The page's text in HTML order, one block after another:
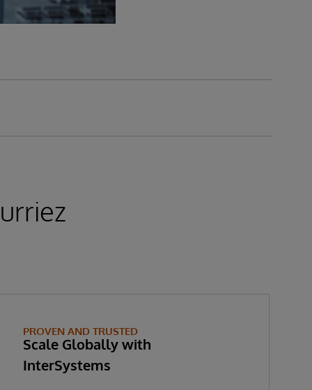
PROVEN AND TRUSTED
Scale Globally with
InterSystems